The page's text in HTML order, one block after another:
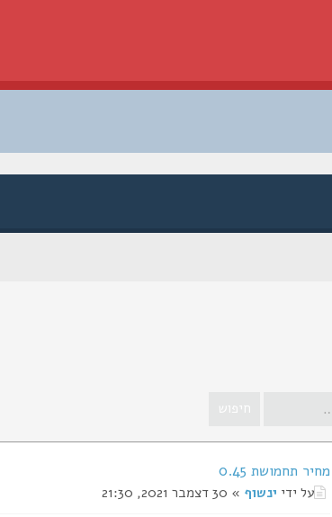
מחיר תחמושת 0.45
על ידי ינשוף » 30 דצמבר 2021, 21:30